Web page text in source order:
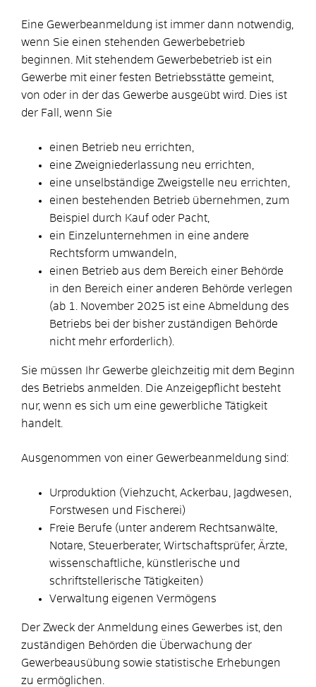
Eine Gewerbeanmeldung ist immer dann notwendig,
wenn Sie einen stehenden Gewerbebetrieb
beginnen. Mit stehendem Gewerbebetrieb ist ein
Gewerbe mit einer festen Betriebsstätte gemeint,
von oder in der das Gewerbe ausgeübt wird. Dies ist
der Fall, wenn Sie
einen Betrieb neu errichten,
eine Zweigniederlassung neu errichten,
eine unselbständige Zweigstelle neu errichten,
einen bestehenden Betrieb übernehmen, zum
Beispiel durch Kauf oder Pacht,
ein Einzelunternehmen in eine andere
Rechtsform umwandeln,
einen Betrieb aus dem Bereich einer Behörde
in den Bereich einer anderen Behörde verlegen
(ab 1. November 2025 ist eine Abmeldung des
Betriebs bei der bisher zuständigen Behörde
nicht mehr erforderlich).
Sie müssen Ihr Gewerbe gleichzeitig mit dem Beginn
des Betriebs anmelden.
Die Anzeigepflicht besteht
nur, wenn es sich um eine gewerbliche Tätigkeit
handelt.
Ausgenommen von einer Gewerbeanmeldung sind:
Urproduktion (Viehzucht, Ackerbau, Jagdwesen,
Forstwesen und Fischerei)
Freie Berufe (unter anderem Rechtsanwälte,
Notare, Steuerberater, Wirtschaftsprüfer, Ärzte,
wissenschaftliche, künstlerische und
schriftstellerische Tätigkeiten)
Verwaltung eigenen Vermögens
Der Zweck der Anmeldung eines Gewerbes ist, den
zuständigen Behörden die Überwachung der
Gewerbeausübung sowie statistische Erhebungen
zu ermöglichen.